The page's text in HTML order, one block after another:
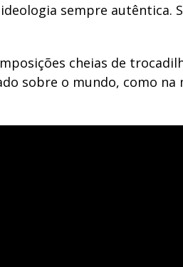
sempre autêntica.
cheias de
sobre o mundo, como na